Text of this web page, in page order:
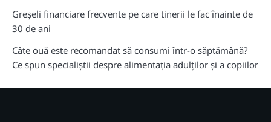
Greșeli financiare frecvente pe care tinerii le fac înainte de
30 de ani
Câte ouă este recomandat să consumi într-o săptămână?
Ce spun specialiștii despre alimentația adulților și a copiilor